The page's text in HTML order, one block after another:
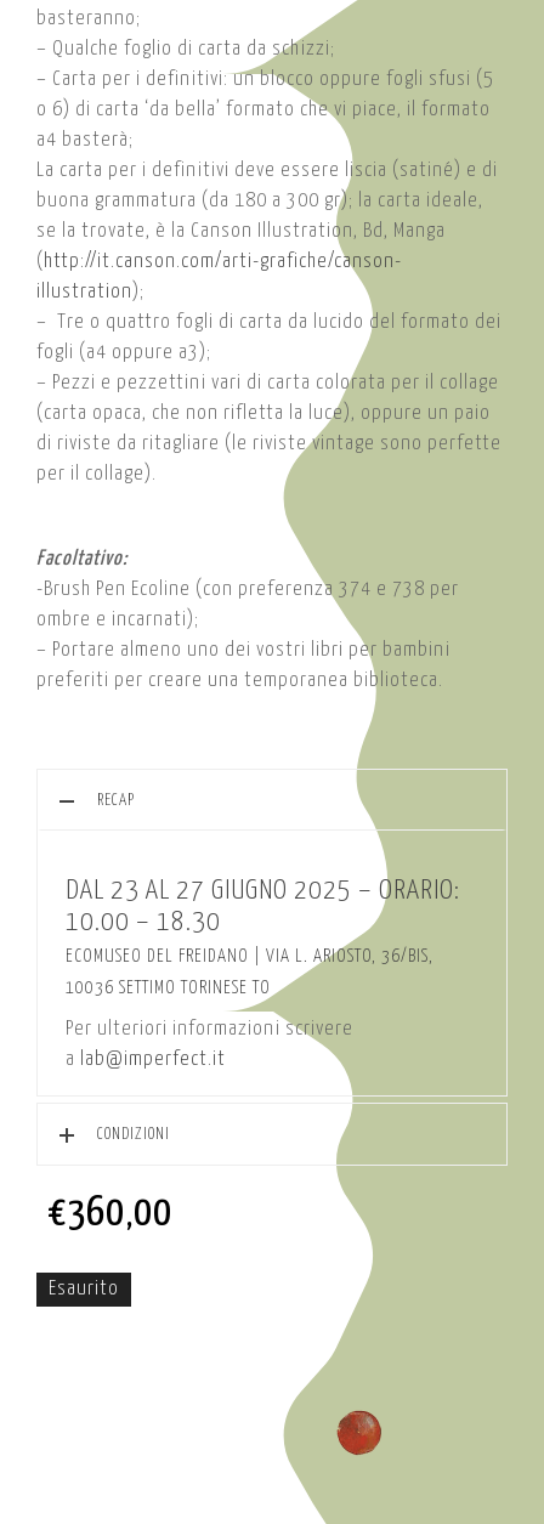
basteranno;
– Qualche foglio di carta da schizzi;
– Carta per i definitivi: un blocco oppure fogli sfusi (5
o 6) di carta ‘da bella’ formato che vi piace, il formato
a4 basterà;
La carta per i definitivi deve essere liscia (satiné) e di
buona grammatura (da 180 a 300 gr); la carta ideale,
se la trovate, è la Canson Illustration, Bd, Manga
( http://it.canson.com/arti-grafiche/canson-
illustration );
– Tre o quattro fogli di carta da lucido del formato dei
fogli (a4 oppure a3);
– Pezzi e pezzettini vari di carta colorata per il collage
(carta opaca, che non rifletta la luce), oppure un paio
di riviste da ritagliare (le riviste vintage sono perfette
per il collage).
Facoltativo:
-Brush Pen Ecoline (con preferenza 374 e 738 per
ombre e incarnati);
– Portare almeno uno dei vostri libri per bambini
preferiti per creare una temporanea biblioteca.
RECAP
DAL 23 AL 27 GIUGNO 2025 – ORARIO:
10.00 – 18.30
ECOMUSEO DEL FREIDANO | VIA L. ARIOSTO, 36/BIS,
10036 SETTIMO TORINESE TO
Per ulteriori informazioni scrivere
a
lab@imperfect.it
CONDIZIONI
€360,00
Esaurito